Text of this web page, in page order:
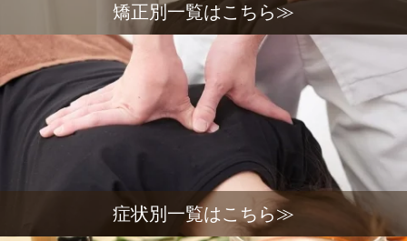
矯正別一覧はこちら≫
症状別一覧はこちら≫